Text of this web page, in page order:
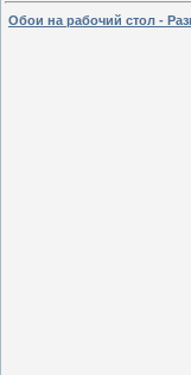
Обои на рабочий стол -